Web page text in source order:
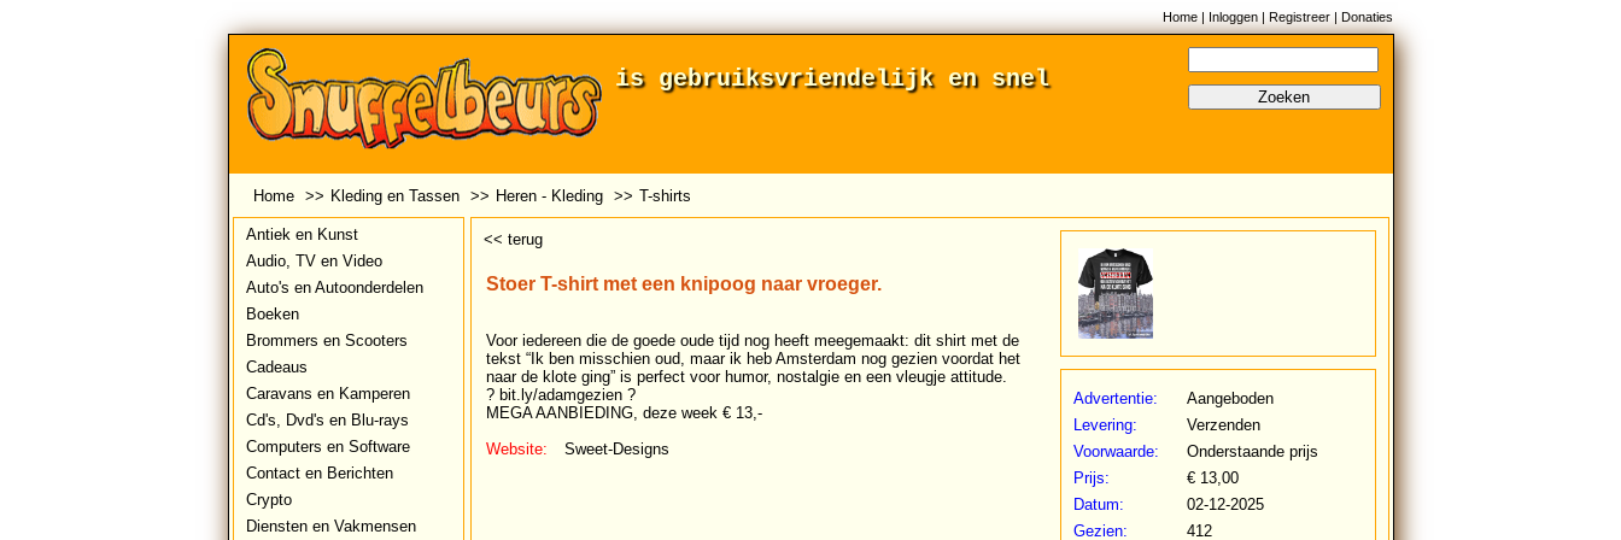
Home| Inloggen| Registreer| Donaties
Zoeken
is gebruiksvriendelijk en snel
Home >> Kleding en Tassen >> Heren - Kleding >> T-shirts
Antiek en Kunst
Audio, TV en Video
Auto's en Autoonderdelen
Boeken
Brommers en Scooters
Cadeaus
Caravans en Kamperen
Cd's, Dvd's en Blu-rays
Computers en Software
Contact en Berichten
Crypto
Diensten en Vakmensen
<< terug
Stoer T-shirt met een knipoog naar vroeger.
Voor iedereen die de goede oude tijd nog heeft meegemaakt: dit shirt met de
tekst “Ik ben misschien oud, maar ik heb Amsterdam nog gezien voordat het
naar de klote ging” is perfect voor humor, nostalgie en een vleugje attitude.
? bit.ly/adamgezien ?
MEGA AANBIEDING, deze week € 13,-
Website:
Sweet-Designs
Advertentie:
Aangeboden
Levering:
Verzenden
Voorwaarde:
Onderstaande prijs
Prijs:
€ 13,00
Datum:
02-12-2025
Gezien:
412